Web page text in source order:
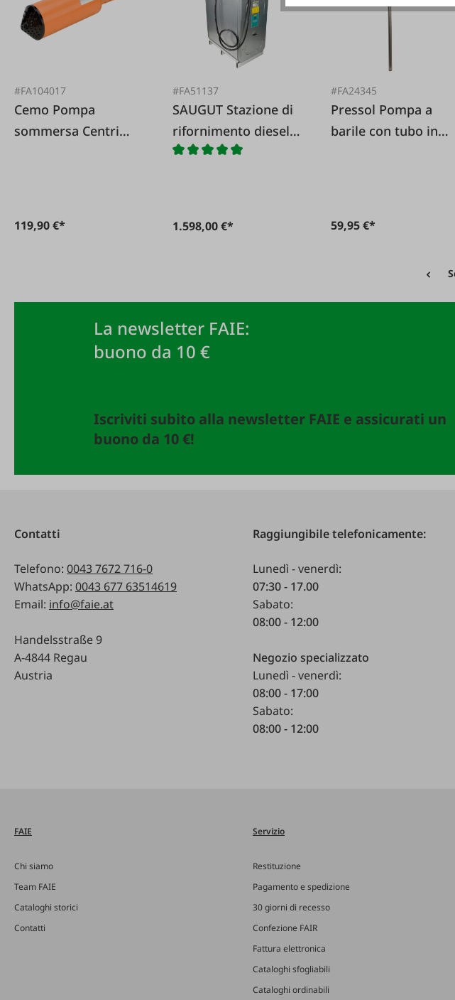
#FA104017
Cemo Pompa
sommersa Centri
119,90 €*
#FA51137
SAUGUT Stazione di
rifornimento diesel -
Set completo 998 L
1.598,00 €*
#FA24345
Pressol Pompa a
barile con tubo in
59,95 €*
La newsletter FAIE:
buono da 10 €
Iscriviti subito alla newsletter FAIE e assicurati un
buono da 10 €!
Contatti
Telefono: 0043 7672 716-0
WhatsApp: 0043 677 63514619
Email: info@faie.at
Handelsstraße 9
A-4844 Regau
Austria
Raggiungibile telefonicamente:
Lunedì - venerdì:
07:30 - 17.00
Sabato:
08:00 - 12:00
Negozio specializzato
Lunedì - venerdì:
08:00 - 17:00
Sabato:
08:00 - 12:00
FAIE
Chi siamo
Team FAIE
Cataloghi storici
Contatti
Servizio
Restituzione
Pagamento e spedizione
30 giorni di recesso
Confezione FAIR
Fattura elettronica
Cataloghi sfogliabili
Cataloghi ordinabili